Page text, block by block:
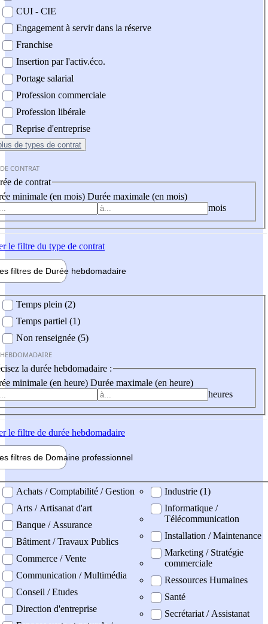
CUI - CIE
Engagement à servir dans la réserve
Franchise
Insertion par l'activ.éco.
Portage salarial
Profession commerciale
Profession libérale
Reprise d'entreprise
de types de contrat
CONTRAT
de contrat
minimale (en mois) Durée maximale (en mois)
mois
le filtre du type de contrat
filtres de Durée hebdomadaire
Temps plein (2)
Temps partiel (1)
Non renseignée (5)
la durée hebdomadaire :
minimale (en heure) Durée maximale (en heure)
heures
le filtre de durée hebdomadaire
filtres de Domaine professionnel
professionel
Achats / Comptabilité / Gestion
Arts / Artisanat d'art
Banque / Assurance
Bâtiment / Travaux Publics
Commerce / Vente
Communication / Multimédia
Conseil / Etudes
Direction d'entreprise
Industrie (1)
Informatique /
Télécommunication
Installation / Maintenance
Marketing / Stratégie
commerciale
Ressources Humaines
Santé
Secrétariat / Assistanat